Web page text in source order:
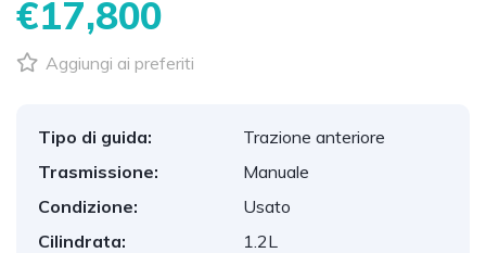
€17,800
Aggiungi ai preferiti
Tipo di guida:
Trazione anteriore
Trasmissione:
Manuale
Condizione:
Usato
Cilindrata:
1.2L